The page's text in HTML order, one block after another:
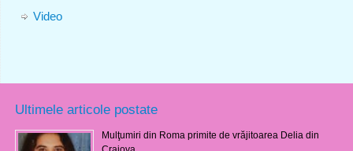
Video
Ultimele articole postate
Mulţumiri din Roma primite de vrăjitoarea Delia din